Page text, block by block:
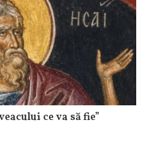
ce va să fie”